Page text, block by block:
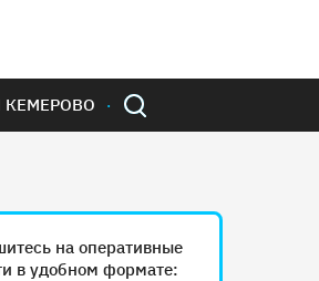
на оперативные
в удобном формате: